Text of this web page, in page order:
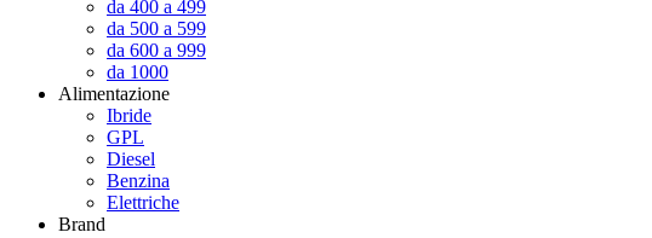
da 400 a 499
da 500 a 599
da 600 a 999
da 1000
Alimentazione
Ibride
GPL
Diesel
Benzina
Elettriche
Brand